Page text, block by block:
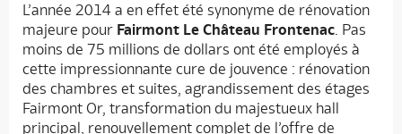
L’année 2014 a en effet été synonyme de rénovation
majeure pour Fairmont Le Château Frontenac. Pas
moins de 75 millions de dollars ont été employés à
cette impressionnante cure de jouvence : rénovation
des chambres et suites, agrandissement des étages
Fairmont Or, transformation du majestueux hall
principal, renouvellement complet de l’offre de